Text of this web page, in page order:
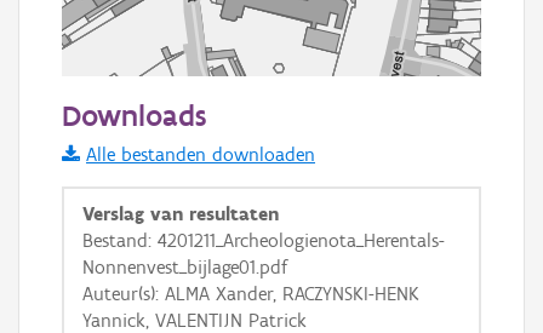
Informatie Vlaanderen
i
+ −
Downloads
Alle bestanden downloaden
Verslag van resultaten
Bestand: 4201211_Archeologienota_Herentals-
Nonnenvest_bijlage01.pdf
Auteur(s): ALMA Xander, RACZYNSKI-HENK
Yannick, VALENTIJN Patrick